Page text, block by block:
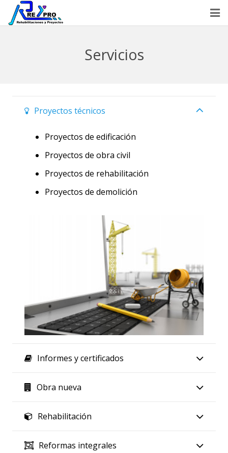
Metodología
Promociones
Artículos
Servicios
Proyectos técnicos
Proyectos de edificación
Proyectos de obra civil
Proyectos de rehabilitación
Proyectos de demolición
Informes y certificados
Obra nueva
Rehabilitación
Reformas integrales